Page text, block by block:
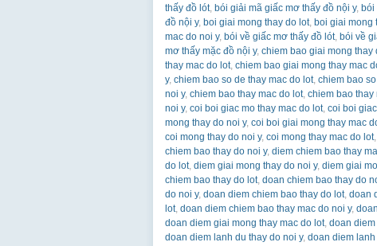
thấy đồ lót, bói giải mã giấc mơ thấy đồ nội y, bói
đồ nội y, boi giai mong thay do lot, boi giai mong
mac do noi y, bói về giấc mơ thấy đồ lót, bói về
mơ thấy mặc đồ nội y, chiem bao giai mong thay
thay mac do lot, chiem bao giai mong thay mac
y, chiem bao so de thay mac do lot, chiem bao
noi y, chiem bao thay mac do lot, chiem bao thay
noi y, coi boi giac mo thay mac do lot, coi boi
mong thay do noi y, coi boi giai mong thay mac
coi mong thay do noi y, coi mong thay mac do lot,
chiem bao thay do noi y, diem chiem bao thay
do lot, diem giai mong thay do noi y, diem giai
chiem bao thay do lot, doan chiem bao thay do
do noi y, doan diem chiem bao thay do lot, doan
lot, doan diem chiem bao thay mac do noi y,
doan diem giai mong thay mac do lot, doan
doan diem lanh du thay do noi y, doan diem